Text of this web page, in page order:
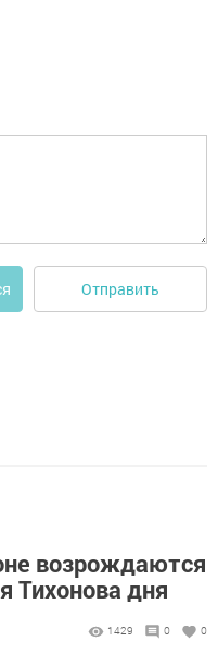
Отправить
возрождаются
Тихонова дня
1429 0 0